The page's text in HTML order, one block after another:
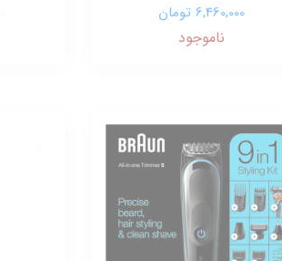
6,460,000 تومان
ناموجود